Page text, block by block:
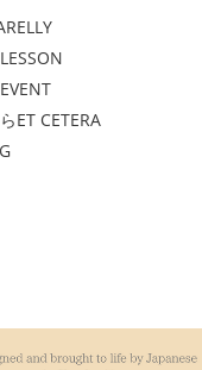
LESSON
EVENT
ET CETERA